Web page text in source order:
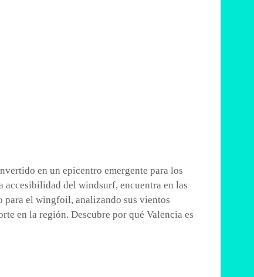
en un epicentro emergente para los
del windsurf, encuentra en las
para el wingfoil, analizando sus vientos
en la región. Descubre por qué Valencia es